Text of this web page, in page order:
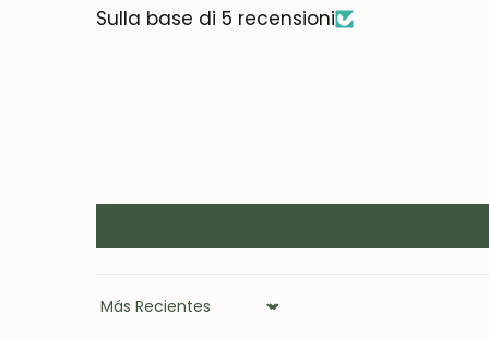
Sulla base di 5 recensioni
Sort by